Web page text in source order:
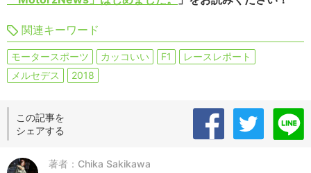
関連キーワード
モータースポーツ カッコいい F1
レースレポート
メルセデス
2018
この記事を
シェアする
著者：Chika Sakikawa